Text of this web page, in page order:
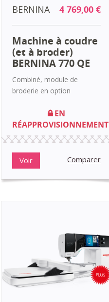
BERNINA 4 769,00 €
Machine à coudre
(et à broder)
BERNINA 770 QE
Combiné, module de
broderie en option
EN
RÉAPPROVISIONNEMENT
Voir Comparer